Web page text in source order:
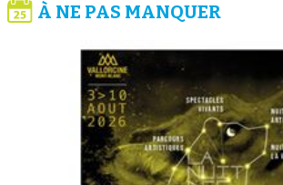
À NE PAS MANQUER